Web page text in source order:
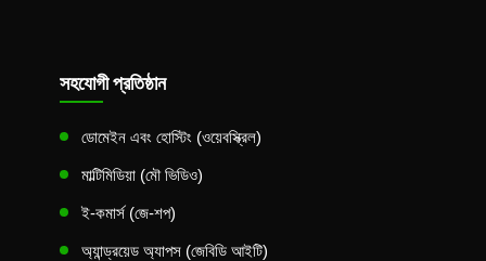
সহযোগী প্রতিষ্ঠান
ডোমেইন এবং হোস্টিং (ওয়েবস্ক্রিল)
মাল্টিমিডিয়া (মৌ ভিডিও)
ই-কমার্স (জে-শপ)
অ্যান্ড্রয়েড অ্যাপস (জেবিডি আইটি)